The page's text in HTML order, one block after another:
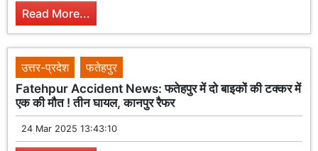
Read More...
उत्तर-प्रदेश
फतेहपुर
Fatehpur Accident News: फतेहपुर में दो बाइकों की टक्कर में
एक की मौत ! तीन घायल, कानपुर रैफर
24 Mar 2025 13:43:10